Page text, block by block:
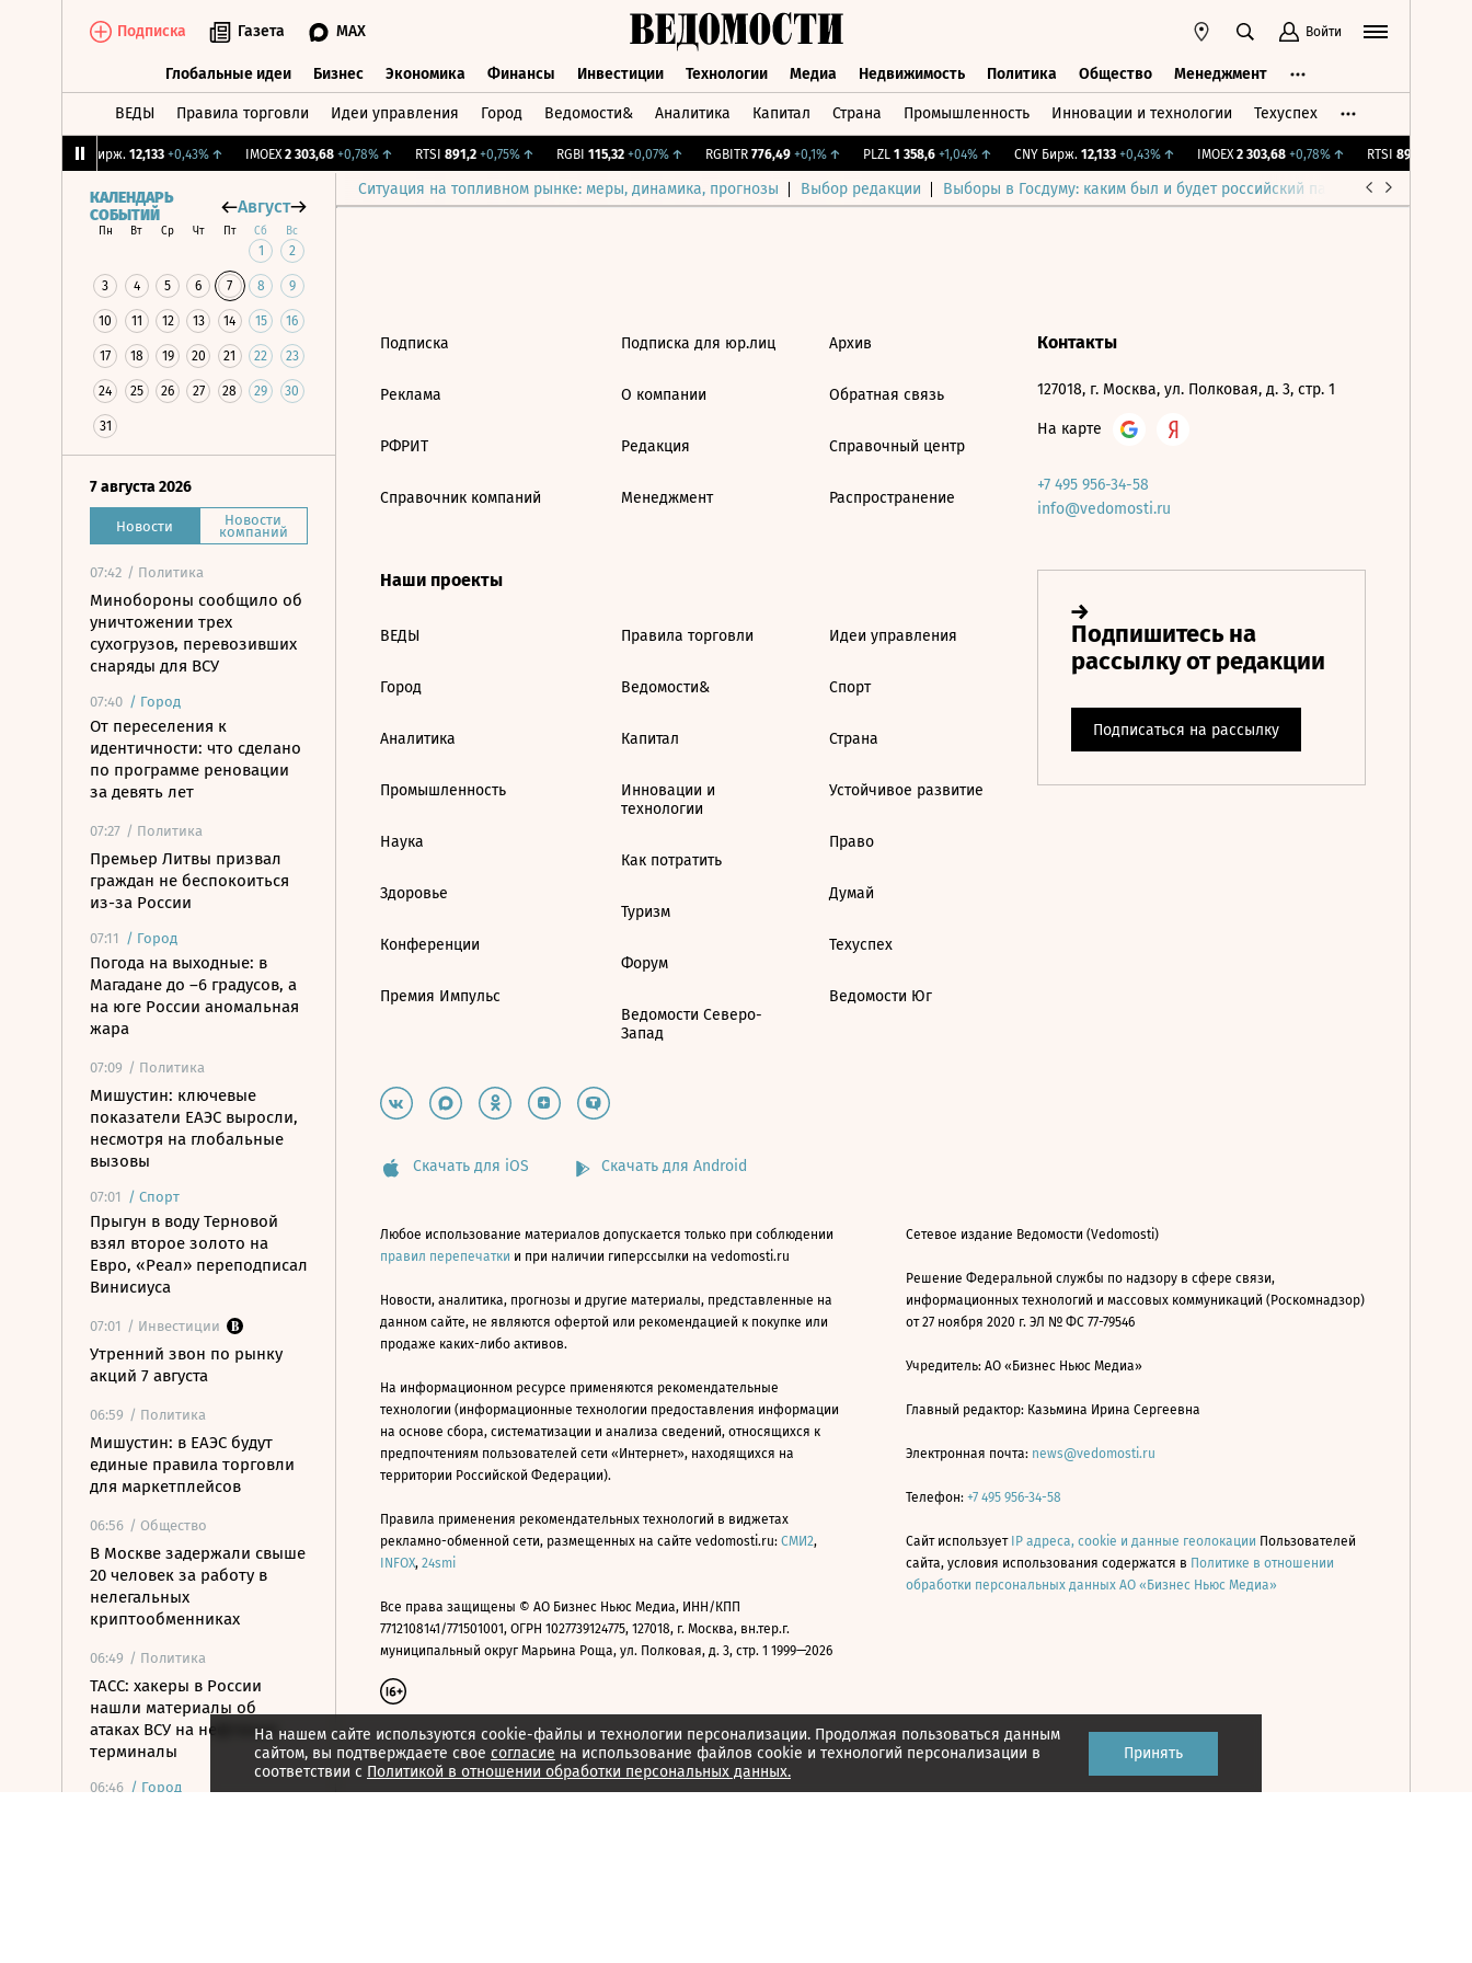
Подписка Газета MAX Войти
Глобальные идеи Бизнес Экономика Финансы Инвестиции Технологии Медиа Недвижимость Политика Общество Менеджмент
ВЕДЫ Правила торговли Идеи управления Город Ведомости& Аналитика Капитал Страна Промышленность Инновации и технологии Техуспех
CNY Бирж. 12,133 +0,43%↑ IMOEX 2 303,68 +0,78%↑ RTSI 891,2 +0,75%↑ RGBI 115,32 +0,07%↑ RGBITR 776,49 +0,1%↑ PLZL 1 358,6 +1,04%↑ CNY Бирж. 12,133 +0,43%↑ IMOEX 2 303,68 +0,78%↑ RTSI 891,2
Ситуация на топливном рынке: меры, динамика, прогнозы Выбор редакции Выборы в Госдуму: каким был и будет российский парламент
КАЛЕНДАРЬ
СОБЫТИЙ
Август
Пн Вт Ср Чт Пт Сб Вс
1 2
3 4 5 6 7 8 9
10 11 12 13 14 15 16
17 18 19 20 21 22 23
24 25 26 27 28 29 30
31
7 августа 2026
Новости Новости
компаний
07:42 / Политика
Минобороны сообщило об
уничтожении трех
сухогрузов, перевозивших
снаряды для ВСУ
07:40 / Город
От переселения к
идентичности: что сделано
по программе реновации
за девять лет
07:27 / Политика
Премьер Литвы призвал
граждан не беспокоиться
из-за России
07:11 / Город
Погода на выходные: в
Магадане до –6 градусов, а
на юге России аномальная
жара
07:09 / Политика
Мишустин: ключевые
показатели ЕАЭС выросли,
несмотря на глобальные
вызовы
07:01 / Спорт
Прыгун в воду Терновой
взял второе золото на
Евро, «Реал» переподписал
Винисиуса
07:01 / Инвестиции
Утренний звон по рынку
акций 7 августа
06:59 / Политика
Мишустин: в ЕАЭС будут
единые правила торговли
для маркетплейсов
06:56 / Общество
В Москве задержали свыше
20 человек за работу в
нелегальных
криптообменниках
06:49 / Политика
ТАСС: хакеры в России
нашли материалы об
атаках ВСУ на нефтяные
терминалы
06:46 / Город
На нашем сайте используются cookie-файлы и технологии персонализации. Продолжая пользоваться данным
сайтом, вы подтверждаете свое согласие на использование файлов cookie и технологий персонализации в
соответствии с Политикой в отношении обработки персональных данных.
Принять
Подписка
Реклама
РФРИТ
Справочник компаний
Подписка для юр.лиц
О компании
Редакция
Менеджмент
Архив
Обратная связь
Справочный центр
Распространение
Наши проекты
ВЕДЫ
Город
Аналитика
Промышленность
Наука
Здоровье
Конференции
Премия Импульс
Правила торговли
Ведомости&
Капитал
Инновации и
технологии
Как потратить
Туризм
Форум
Ведомости Северо-
Запад
Идеи управления
Спорт
Страна
Устойчивое развитие
Право
Думай
Техуспех
Ведомости Юг
Контакты
127018, г. Москва, ул. Полковая, д. 3, стр. 1
На карте
+7 495 956-34-58
info@vedomosti.ru
Скачать для iOS Скачать для Android
Любое использование материалов допускается только при соблюдении
правил перепечатки и при наличии гиперссылки на vedomosti.ru
Новости, аналитика, прогнозы и другие материалы, представленные на
данном сайте, не являются офертой или рекомендацией к покупке или
продаже каких-либо активов.
На информационном ресурсе применяются рекомендательные
технологии (информационные технологии предоставления информации
на основе сбора, систематизации и анализа сведений, относящихся к
предпочтениям пользователей сети «Интернет», находящихся на
территории Российской Федерации).
Правила применения рекомендательных технологий в виджетах
рекламно-обменной сети, размещенных на сайте vedomosti.ru: СМИ2,
INFOX, 24smi
Все права защищены © АО Бизнес Ньюс Медиа, ИНН/КПП
7712108141/771501001, ОГРН 1027739124775, 127018, г. Москва, вн.тер.г.
муниципальный округ Марьина Роща, ул. Полковая, д. 3, стр. 1 1999—2026
Сетевое издание Ведомости (Vedomosti)
Решение Федеральной службы по надзору в сфере связи,
информационных технологий и массовых коммуникаций (Роскомнадзор)
от 27 ноября 2020 г. ЭЛ № ФС 77-79546
Учредитель: АО «Бизнес Ньюс Медиа»
Главный редактор: Казьмина Ирина Сергеевна
Электронная почта: news@vedomosti.ru
Телефон: +7 495 956-34-58
Сайт использует IP адреса, cookie и данные геолокации Пользователей
сайта, условия использования содержатся в Политике в отношении
обработки персональных данных АО «Бизнес Ньюс Медиа»